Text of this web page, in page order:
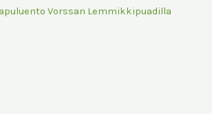
Vorssan Lemmikkipuadilla